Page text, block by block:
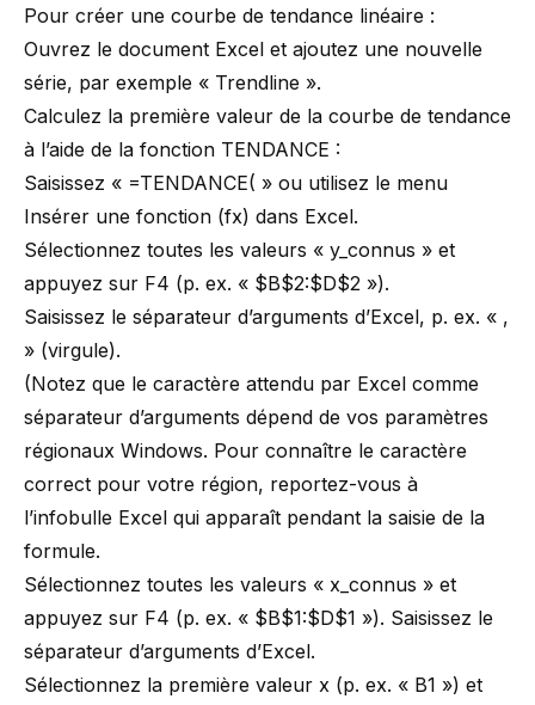
Pour créer une courbe de tendance linéaire :
Ouvrez le document Excel et ajoutez une nouvelle
série, par exemple « Trendline ».
Calculez la première valeur de la courbe de tendance
à l’aide de la fonction TENDANCE :
Saisissez « =TENDANCE( » ou utilisez le menu
Insérer une fonction (fx) dans Excel.
Sélectionnez toutes les valeurs « y_connus » et
appuyez sur F4 (p. ex. « $B$2:$D$2 »).
Saisissez le séparateur d’arguments d’Excel, p. ex. « ,
» (virgule).
(Notez que le caractère attendu par Excel comme
séparateur d’arguments dépend de vos paramètres
régionaux Windows. Pour connaître le caractère
correct pour votre région, reportez-vous à
l’infobulle Excel qui apparaît pendant la saisie de la
formule.
Sélectionnez toutes les valeurs « x_connus » et
appuyez sur F4 (p. ex. « $B$1:$D$1 »). Saisissez le
séparateur d’arguments d’Excel.
Sélectionnez la première valeur x (p. ex. « B1 ») et